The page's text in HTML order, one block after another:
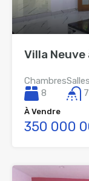
Villa Neuve
Chambres
8
7
À Vendre
350 000